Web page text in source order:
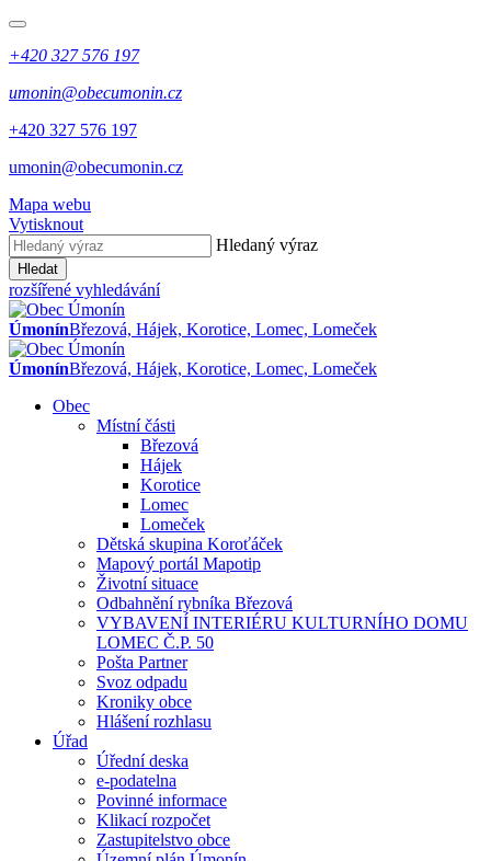
+420 327 576 197
umonin@obecumonin.cz
+420 327 576 197
umonin@obecumonin.cz
Mapa webu
Vytisknout
Hledaný výraz
Hledat
rozšířené vyhledávání
ÚmonínBřezová, Hájek, Korotice, Lomec, Lomeček
ÚmonínBřezová, Hájek, Korotice, Lomec, Lomeček
Obec
Místní části
Březová
Hájek
Korotice
Lomec
Lomeček
Dětská skupina Koroťáček
Mapový portál Mapotip
Životní situace
Odbahnění rybníka Březová
VYBAVENÍ INTERIÉRU KULTURNÍHO DOMU
LOMEC Č.P. 50
Pošta Partner
Svoz odpadu
Kroniky obce
Hlášení rozhlasu
Úřad
Úřední deska
e-podatelna
Povinné informace
Klikací rozpočet
Zastupitelstvo obce